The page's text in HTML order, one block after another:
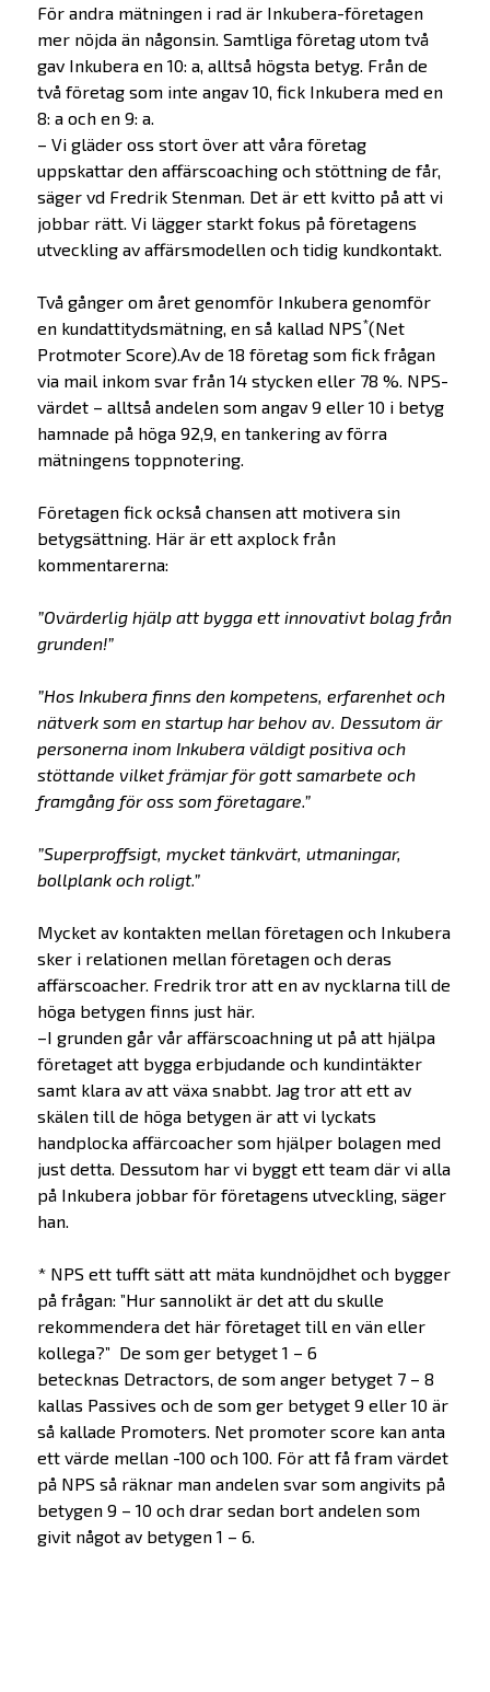
För andra mätningen i rad är Inkubera-företagen
mer nöjda än någonsin. Samtliga företag utom två
gav Inkubera en 10: a, alltså högsta betyg. Från de
två företag som inte angav 10, fick Inkubera med en
8: a och en 9: a.
– Vi gläder oss stort över att våra företag
uppskattar den affärscoaching och stöttning de får,
säger vd Fredrik Stenman. Det är ett kvitto på att vi
jobbar rätt. Vi lägger starkt fokus på företagens
utveckling av affärsmodellen och tidig kundkontakt.
Två gånger om året genomför Inkubera genomför
en kundattitydsmätning, en så kallad NPS*(Net
Protmoter Score).Av de 18 företag som fick frågan
via mail inkom svar från 14 stycken eller 78 %. NPS-
värdet – alltså andelen som angav 9 eller 10 i betyg
hamnade på höga 92,9, en tankering av förra
mätningens toppnotering.
Företagen fick också chansen att motivera sin
betygsättning. Här är ett axplock från
kommentarerna:
”Ovärderlig hjälp att bygga ett innovativt bolag från
grunden!”
”Hos Inkubera finns den kompetens, erfarenhet och
nätverk som en startup har behov av. Dessutom är
personerna inom Inkubera väldigt positiva och
stöttande vilket främjar för gott samarbete och
framgång för oss som företagare.”
”Superproffsigt, mycket tänkvärt, utmaningar,
bollplank och roligt.”
Mycket av kontakten mellan företagen och Inkubera
sker i relationen mellan företagen och deras
affärscoacher. Fredrik tror att en av nycklarna till de
höga betygen finns just här.
–I grunden går vår affärscoachning ut på att hjälpa
företaget att bygga erbjudande och kundintäkter
samt klara av att växa snabbt. Jag tror att ett av
skälen till de höga betygen är att vi lyckats
handplocka affärcoacher som hjälper bolagen med
just detta. Dessutom har vi byggt ett team där vi alla
på Inkubera jobbar för företagens utveckling, säger
han.
* NPS ett tufft sätt att mäta kundnöjdhet och bygger
på frågan: ”Hur sannolikt är det att du skulle
rekommendera det här företaget till en vän eller
kollega?” De som ger betyget 1 – 6
betecknas Detractors, de som anger betyget 7 – 8
kallas Passives och de som ger betyget 9 eller 10 är
så kallade Promoters. Net promoter score kan anta
ett värde mellan -100 och 100. För att få fram värdet
på NPS så räknar man andelen svar som angivits på
betygen 9 – 10 och drar sedan bort andelen som
givit något av betygen 1 – 6.